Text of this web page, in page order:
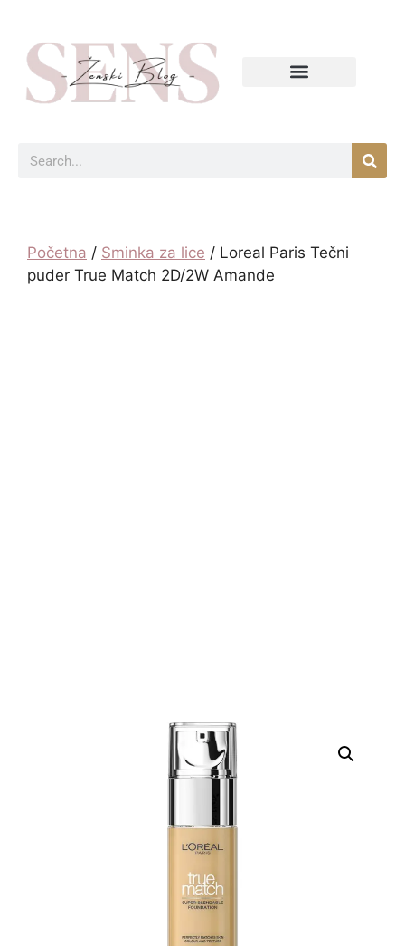
Početna / Sminka za lice / Loreal Paris Tečni
puder True Match 2D/2W Amande​